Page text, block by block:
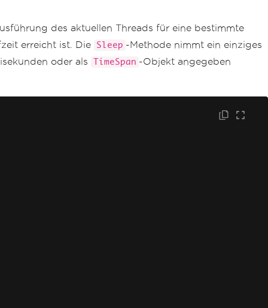
des aktuellen Threads für eine bestimmte
erreicht ist. Die
Sleep -Methode nimmt ein einziges
oder als
TimeSpan -Objekt angegeben